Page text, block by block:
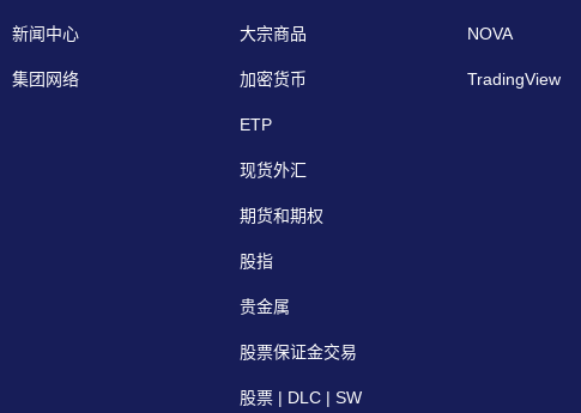
新闻中心
集团网络
大宗商品
加密货币
ETP
现货外汇
期货和期权
股指
贵金属
股票保证金交易
股票 | DLC | SW
NOVA
TradingView